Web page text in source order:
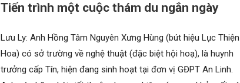
Tiến trình một cuộc thám du ngắn ngày
Lưu Ly: Anh Hồng Tâm Nguyên Xưng Hùng (bút hiệu Lục Thiện
Hoa) có sở trường về nghệ thuật (đặc biệt hội hoạ), là huynh
trưởng cấp Tín, hiện đang sinh hoạt tại đơn vị GĐPT An Linh.